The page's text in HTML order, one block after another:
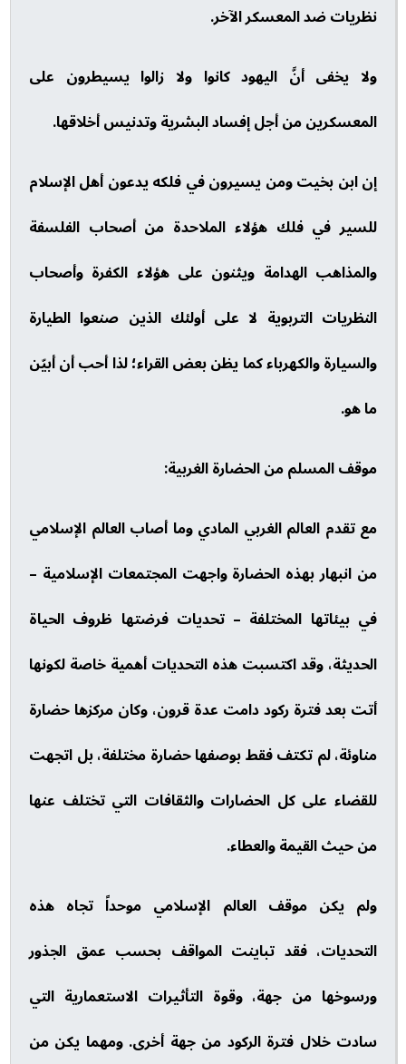
نظريات ضد المعسكر الآخر.
ولا يخفى أنَّ اليهود كانوا ولا زالوا يسيطرون على
المعسكرين من أجل إفساد البشرية وتدنيس أخلاقها.
إن ابن بخيت ومن يسيرون في فلكه يدعون أهل الإسلام
للسير في فلك هؤلاء الملاحدة من أصحاب الفلسفة
والمذاهب الهدامة ويثنون على هؤلاء الكفرة وأصحاب
النظريات التربوية لا على أولئك الذين صنعوا الطيارة
والسيارة والكهرباء كما يظن بعض القراء؛ لذا أحب أن أبيّن
ما هو.
موقف المسلم من الحضارة الغربية:
مع تقدم العالم الغربي المادي وما أصاب العالم الإسلامي
من انبهار بهذه الحضارة واجهت المجتمعات الإسلامية –
في بيئاتها المختلفة – تحديات فرضتها ظروف الحياة
الحديثة، وقد اكتسبت هذه التحديات أهمية خاصة لكونها
أتت بعد فترة ركود دامت عدة قرون، وكان مركزها حضارة
مناوئة، لم تكتف فقط بوصفها حضارة مختلفة، بل اتجهت
للقضاء على كل الحضارات والثقافات التي تختلف عنها
من حيث القيمة والعطاء.
ولم يكن موقف العالم الإسلامي موحداً تجاه هذه
التحديات، فقد تباينت المواقف بحسب عمق الجذور
ورسوخها من جهة، وقوة التأثيرات الاستعمارية التي
سادت خلال فترة الركود من جهة أخرى. ومهما يكن من